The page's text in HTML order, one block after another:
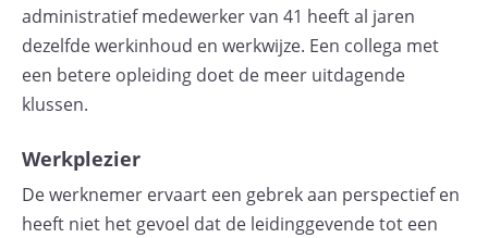
administratief medewerker van 41 heeft al jaren
dezelfde werkinhoud en werkwijze. Een collega met
een betere opleiding doet de meer uitdagende
klussen.
Werkplezier
De werknemer ervaart een gebrek aan perspectief en
heeft niet het gevoel dat de leidinggevende tot een